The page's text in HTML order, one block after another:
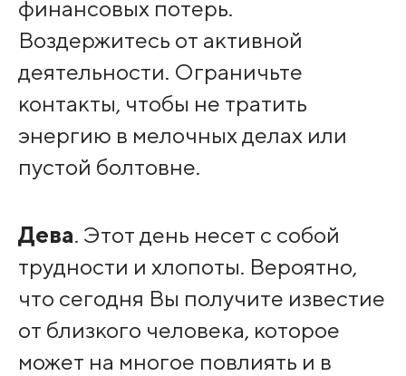
финансовых потерь.
Воздержитесь от активной
деятельности. Ограничьте
контакты, чтобы не тратить
энергию в мелочных делах или
пустой болтовне.
Дева. Этот день несет с собой
трудности и хлопоты. Вероятно,
что сегодня Вы получите известие
от близкого человека, которое
может на многое повлиять и в